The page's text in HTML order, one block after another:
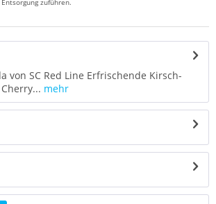
zuführen.
von SC Red Line Erfrischende Kirsch-
mehr